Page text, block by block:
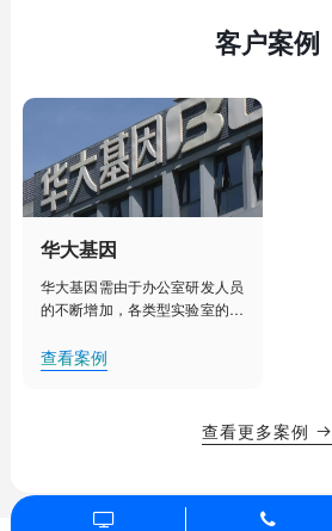
客户案例
华大基因
华大基因需由于办公室研发人员
的不断增加，各类型实验室的建
其对办公室、实验室、实验室设
备更加细致化管理的需求。需要
化、智能化管理，提升办公效
率，降低用电能耗，创造舒适的
查看案例
查看更多案例 